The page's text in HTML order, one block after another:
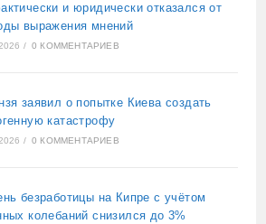
и юридически отказался от
выражения мнений
/ 0 КОММЕНТАРИЕВ
заявил о попытке Киева создать
катастрофу
/ 0 КОММЕНТАРИЕВ
безработицы на Кипре с учётом
колебаний снизился до 3%